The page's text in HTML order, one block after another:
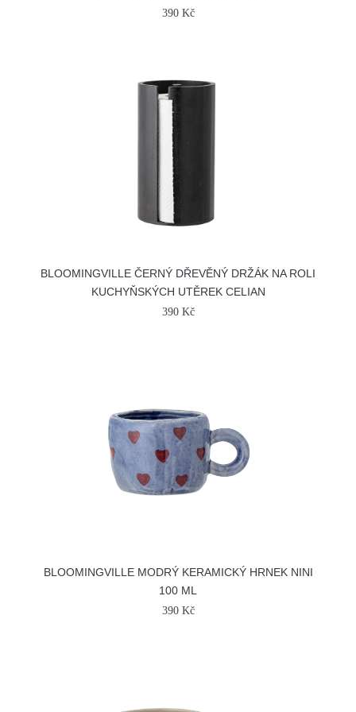
390 Kč
BLOOMINGVILLE ČERNÝ DŘEVĚNÝ DRŽÁK NA ROLI
KUCHYŇSKÝCH UTĚREK CELIAN
390 Kč
BLOOMINGVILLE MODRÝ KERAMICKÝ HRNEK NINI
100 ML
390 Kč